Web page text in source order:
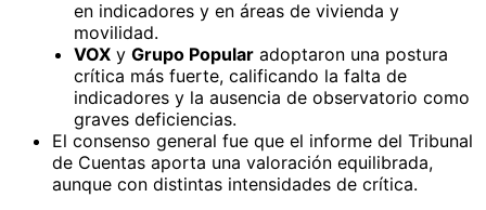
en indicadores y en áreas de vivienda y
movilidad.
VOX y Grupo Popular adoptaron una postura
crítica más fuerte, calificando la falta de
indicadores y la ausencia de observatorio como
graves deficiencias.
El consenso general fue que el informe del Tribunal
de Cuentas aporta una valoración equilibrada,
aunque con distintas intensidades de crítica.